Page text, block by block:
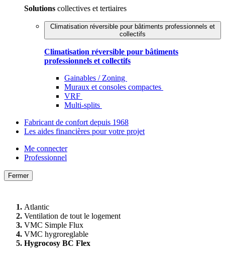
Solutions collectives et tertiaires
Climatisation réversible pour bâtiments professionnels et
collectifs
Climatisation réversible pour bâtiments
professionnels et collectifs
Gainables / Zoning
Muraux et consoles compactes
VRF
Multi-splits
Fabricant de confort depuis 1968
Les aides financières pour votre projet
Me connecter
Professionnel
Fermer
Atlantic
Ventilation de tout le logement
VMC Simple Flux
VMC hygroreglable
Hygrocosy BC Flex